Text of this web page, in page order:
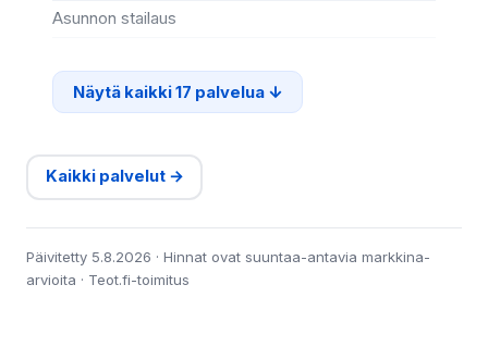
Asunnon stailaus
Näytä kaikki 17 palvelua
Kaikki palvelut →
Päivitetty 5.8.2026 · Hinnat ovat suuntaa-antavia markkina-
arvioita · Teot.fi-toimitus